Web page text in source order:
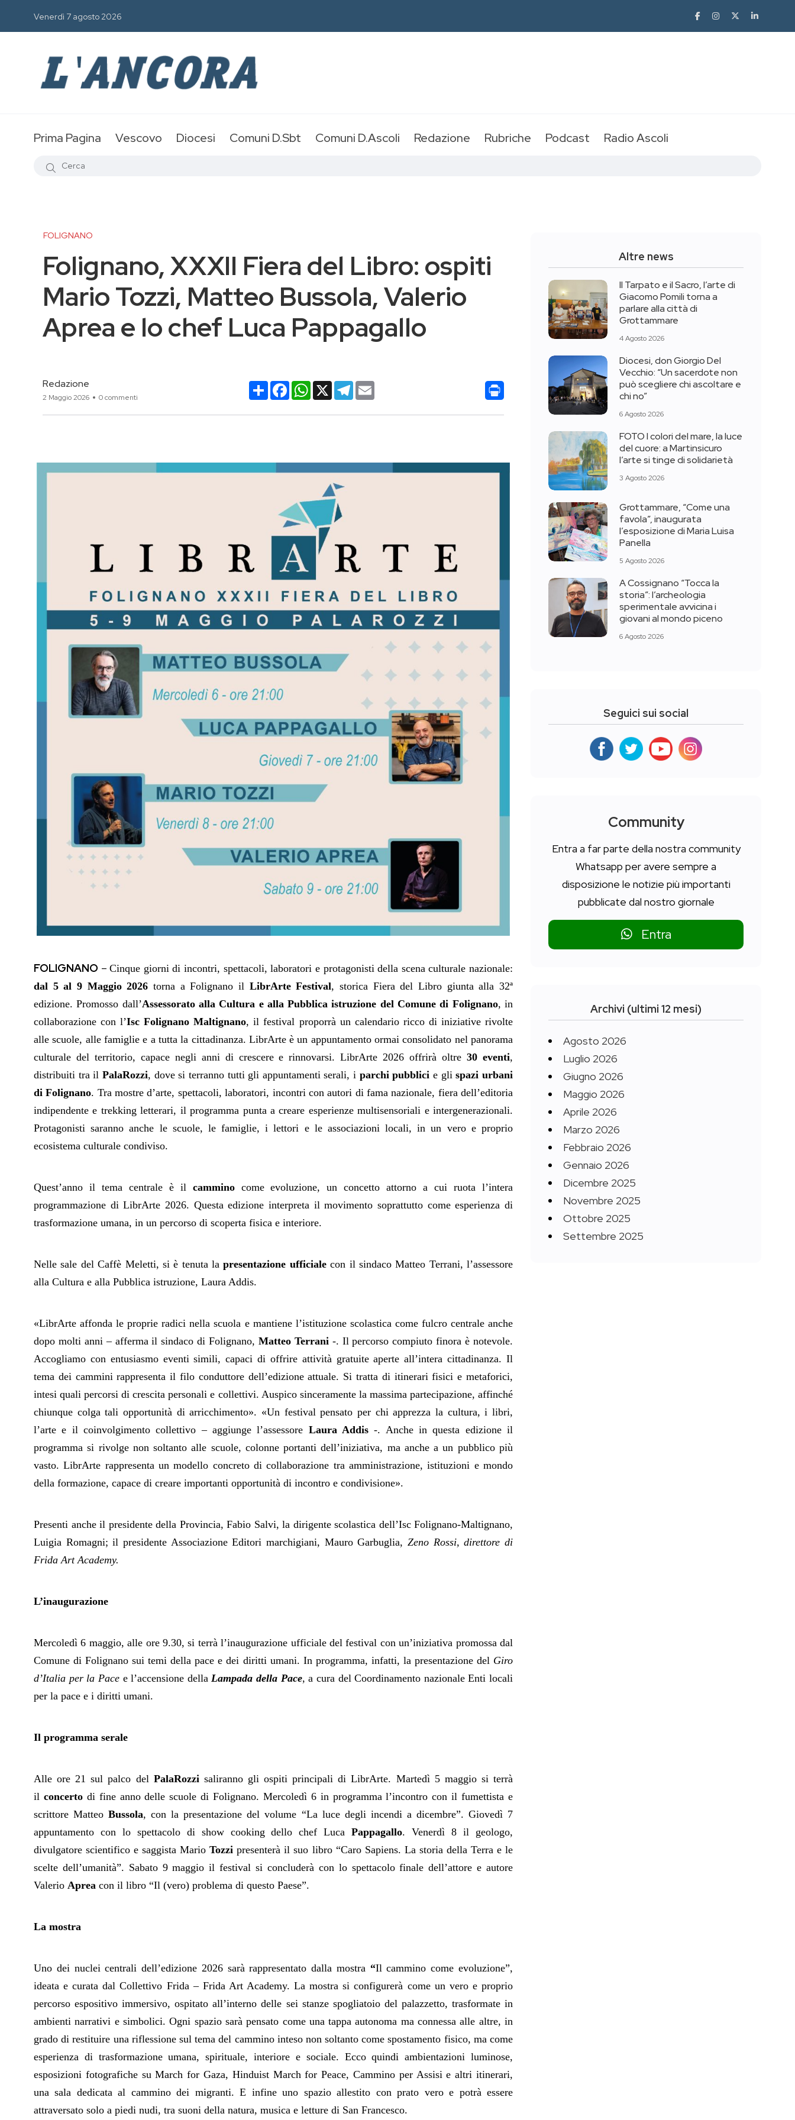
Venerdì 7 agosto 2026
Prima Pagina Vescovo Diocesi Comuni D.Sbt Comuni D.Ascoli Redazione Rubriche Podcast Radio Ascoli
FOLIGNANO
Folignano, XXXII Fiera del Libro: ospiti
Mario Tozzi, Matteo Bussola, Valerio
Aprea e lo chef Luca Pappagallo
Redazione
2 Maggio 2026 0 commenti
CondividiFacebook
WhatsApp
X Telegram
Email
FOLIGNANO –Cinque giorni di incontri, spettacoli, laboratori e protagonisti della scena culturale nazionale:
dal 5 al 9 Maggio 2026 torna a Folignano il LibrArte Festival, storica Fiera del Libro giunta alla 32ª
edizione. Promosso dall’Assessorato alla Cultura e alla Pubblica istruzione del Comune di Folignano, in
collaborazione con l’Isc Folignano Maltignano, il festival proporrà un calendario ricco di iniziative rivolte
alle scuole, alle famiglie e a tutta la cittadinanza. LibrArte è un appuntamento ormai consolidato nel panorama
culturale del territorio, capace negli anni di crescere e rinnovarsi.LibrArte 2026 offrirà oltre30 eventi,
distribuiti tra il PalaRozzi, dove si terranno tutti gli appuntamenti serali,i parchi pubblici e glispazi urbani
di Folignano. Tra mostred’arte, spettacoli, laboratori, incontri con autori di fama nazionale, fiera dell’editoria
indipendente e trekking letterari, il programma punta a creare esperienze multisensoriali e intergenerazionali.
Protagonisti saranno anche le scuole, le famiglie, i lettori e le associazioni locali, in un vero e proprio
ecosistema culturale condiviso.
Quest’anno il tema centrale è il camminocome evoluzione, un concetto attorno a cui ruota l’intera
programmazione di LibrArte 2026. Questa edizione interpreta il movimento soprattutto come esperienza di
trasformazione umana, in un percorso di scoperta fisica e interiore.
Nelle sale del Caffè Meletti, si è tenuta lapresentazione ufficialecon il sindaco Matteo Terrani, l’assessore
alla Cultura e alla Pubblica istruzione, Laura Addis.
«LibrArte affonda le proprie radici nella scuola e mantiene l’istituzione scolastica come fulcro centrale anche
dopo molti anni – afferma il sindaco di Folignano, Matteo Terrani -. Il percorso compiuto finora è notevole.
Accogliamo con entusiasmo eventi simili, capaci di offrire attività gratuite aperte all’intera cittadinanza. Il
tema dei cammini rappresenta il filo conduttore dell’edizione attuale. Si tratta di itinerari fisici e metaforici,
intesi quali percorsi di crescita personali e collettivi. Auspico sinceramente la massima partecipazione, affinché
chiunque colga tali opportunità di arricchimento». «Un festival pensato per chi apprezza la cultura, i libri,
l’arte e il coinvolgimento collettivo – aggiunge l’assessore Laura Addis -. Anche in questa edizione il
programma si rivolge non soltanto alle scuole, colonne portanti dell’iniziativa, ma anche a un pubblico più
vasto. LibrArte rappresenta un modello concreto di collaborazione tra amministrazione, istituzioni e mondo
della formazione, capace di creare importanti opportunità di incontro e condivisione».
Presenti anche il presidente della Provincia, Fabio Salvi, la dirigente scolastica dell’Isc Folignano-Maltignano,
Luigia Romagni; il presidente Associazione Editori marchigiani, Mauro Garbuglia, Zeno Rossi, direttore di
Frida Art Academy.
L’inaugurazione
Mercoledì 6 maggio, alle ore 9.30, si terrà l’inaugurazione ufficiale del festival con un’iniziativa promossa dal
Comune di Folignano sui temi della pace e dei diritti umani. In programma, infatti, la presentazione del Giro
d’Italia per la Pacee l’accensione della Lampada della Pace, a cura del Coordinamento nazionale Enti locali
per la pace e i diritti umani.
Il programma serale
Alle ore 21 sul palco del PalaRozzi saliranno gli ospiti principali di LibrArte. Martedì 5 maggio si terrà
il concertodi fine anno delle scuole di Folignano. Mercoledì 6 in programma l’incontro con il fumettista e
scrittore MatteoBussola, con la presentazione del volume “La luce degli incendi a dicembre”. Giovedì 7
appuntamento con lo spettacolo di show cooking dello chef LucaPappagallo. Venerdì 8 il geologo,
divulgatore scientifico e saggista MarioTozzi presenterà il suo libro “Caro Sapiens. La storia della Terra e le
scelte dell’umanità”. Sabato 9 maggio il festival si concluderà con lo spettacolo finale dell’attore e autore
Valerio Aprea con il libro “Il (vero) problema di questo Paese”.
La mostra
Uno dei nuclei centrali dell’edizione 2026 sarà rappresentato dalla mostra “Il cammino come evoluzione”,
ideata e curata dal Collettivo Frida – Frida Art Academy. La mostra si configurerà come un vero e proprio
percorso espositivo immersivo, ospitato all’interno delle sei stanze spogliatoio del palazzetto, trasformate in
ambienti narrativi e simbolici. Ogni spazio sarà pensato come una tappa autonoma ma connessa alle altre, in
grado di restituire una riflessione sul tema del cammino inteso non soltanto come spostamento fisico, ma come
esperienza di trasformazione umana, spirituale, interiore e sociale. Ecco quindi ambientazioni luminose,
esposizioni fotografiche su March for Gaza, Hinduist March for Peace, Cammino per Assisi e altri itinerari,
una sala dedicata al cammino dei migranti. E infine uno spazio allestito con prato vero e potrà essere
attraversato solo a piedi nudi, tra suoni della natura, musica e letture di San Francesco.
Altre news
Il Tarpato e il Sacro, l’arte di
Giacomo Pomili torna a
parlare alla città di
Grottammare
4 Agosto 2026
Diocesi, don Giorgio Del
Vecchio: “Un sacerdote non
può scegliere chi ascoltare e
chi no”
6 Agosto 2026
FOTO I colori del mare, la luce
del cuore: a Martinsicuro
l’arte si tinge di solidarietà
3 Agosto 2026
Grottammare, “Come una
favola”, inaugurata
l’esposizione di Maria Luisa
Panella
5 Agosto 2026
A Cossignano “Tocca la
storia”: l’archeologia
sperimentale avvicina i
giovani al mondo piceno
6 Agosto 2026
Seguici sui social
Community
Entra a far parte della nostra community
Whatsapp per avere sempre a
disposizione le notizie più importanti
pubblicate dal nostro giornale
Entra
Archivi (ultimi 12 mesi)
Agosto 2026
Luglio 2026
Giugno 2026
Maggio 2026
Aprile 2026
Marzo 2026
Febbraio 2026
Gennaio 2026
Dicembre 2025
Novembre 2025
Ottobre 2025
Settembre 2025